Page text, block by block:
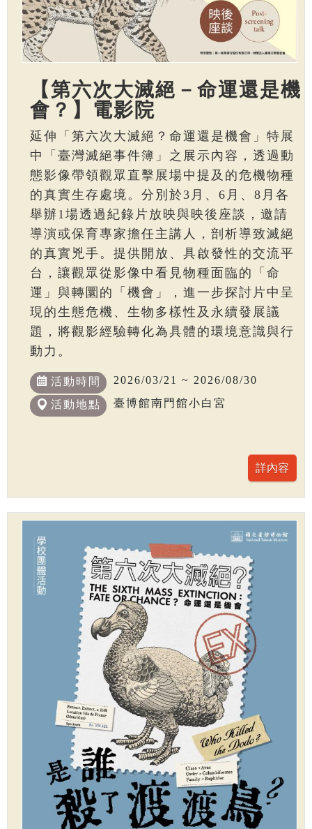
【第六次大滅絕－命運還是機
會？】電影院
延伸「第六次大滅絕？命運還是機會」特展
中「臺灣滅絕事件簿」之展示內容，透過動
態影像帶領觀眾直擊展場中提及的危機物種
的真實生存處境。分別於3月、6月、8月各
舉辦1場透過紀錄片放映與映後座談，邀請
導演或保育專家擔任主講人，剖析導致滅絕
的真實兇手。提供開放、具啟發性的交流平
台，讓觀眾從影像中看見物種面臨的「命
運」與轉圜的「機會」，進一步探討片中呈
現的生態危機、生物多樣性及永續發展議
題，將觀影經驗轉化為具體的環境意識與行
動力。
活動時間 2026/03/21 ~ 2026/08/30
活動地點 臺博館南門館小白宮